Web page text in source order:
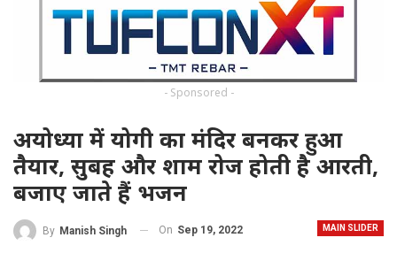
- Sponsored -
अयोध्या में योगी का मंदिर बनकर हुआ
तैयार, सुबह और शाम रोज होती है आरती,
बजाए जाते हैं भजन
MAIN SLIDER
By Manish Singh On Sep 19, 2022